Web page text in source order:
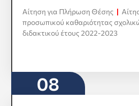
Αίτηση για Πλήρωση Θέσης |
προσωπικού καθαριότητας
διδακτικού έτους 2022-2023
Προβολή όλων
08